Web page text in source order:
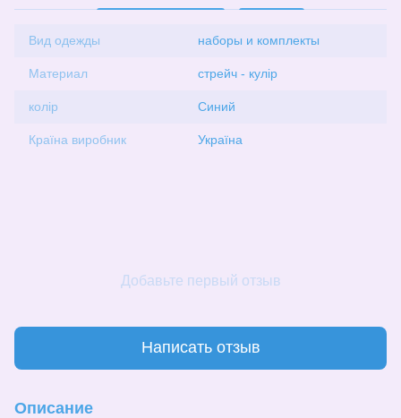
Вид одежды наборы и комплекты
Материал стрейч - кулір
колір Синий
Країна виробник Україна
Добавьте первый отзыв
Написать отзыв
Описание